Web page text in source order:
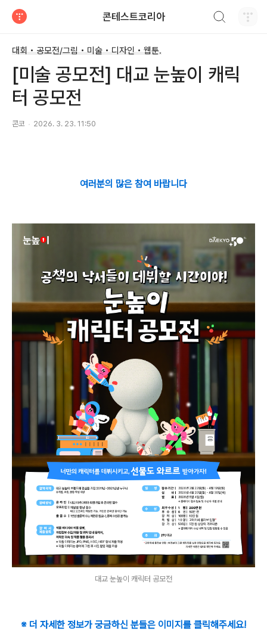
콘테스트코리아
대회 • 공모전/그림 • 미술 • 디자인 • 웹툰.
[미술 공모전] 대교 눈높이 캐릭
터 공모전
콘코 2026. 3. 23. 11:50
여러분의 많은 참여 바랍니다
대교 눈높이 캐릭터 공모전
※ 더 자세한 정보가 궁금하신 분들은 이미지를 클릭해주세요!